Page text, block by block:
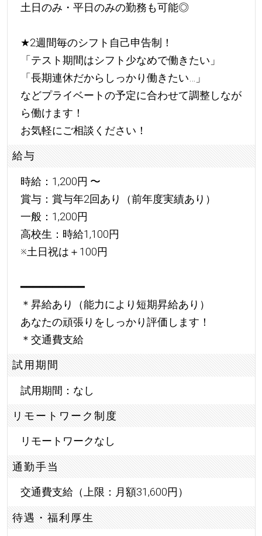
土日のみ・平日のみの勤務も可能◎
★2週間毎のシフト自己申告制！
「テスト期間はシフト少なめで働きたい」
「長期連休だからしっかり働きたい…」
などプライベートの予定に合わせて調整しなが
ら働けます！
お気軽にご相談ください！
給与
時給：1,200円 〜
賞与：賞与年2回あり（前年度実績あり）
一般：1,200円
高校生：時給1,100円
※土日祝は＋100円
━━━━━━━━━━
＊昇給あり（能力により短期昇給あり）
あなたの頑張りをしっかり評価します！
＊交通費支給
試用期間
試用期間：なし
リモートワーク制度
リモートワークなし
通勤手当
交通費支給（上限：月額31,600円）
待遇・福利厚生